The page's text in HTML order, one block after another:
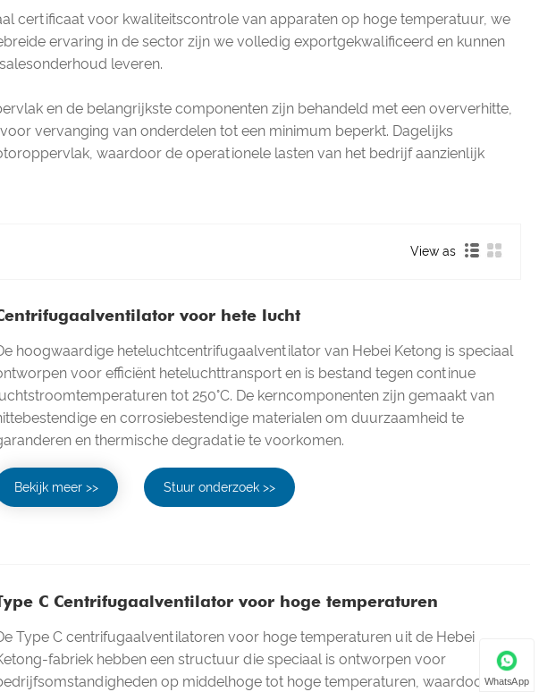
certificaat voor kwaliteitscontrole van apparaten op hoge temperatuur, we
ervaring in de sector zijn we volledig exportgekwalificeerd en kunnen
leveren.
en de belangrijkste componenten zijn behandeld met een oververhitte,
vervanging van onderdelen tot een minimum beperkt. Dagelijks
waardoor de operationele lasten van het bedrijf aanzienlijk
View as
voor hete lucht
hoogwaardige heteluchtcentrifugaalventilator van Hebei Ketong is speciaal
voor efficiënt heteluchttransport en is bestand tegen continue
tot 250°C. De kerncomponenten zijn gemaakt van
en corrosiebestendige materialen om duurzaamheid te
en thermische degradatie te voorkomen.
Bekijk meer >> Stuur onderzoek >>
C Centrifugaalventilator voor hoge temperaturen
Type C centrifugaalventilatoren voor hoge temperaturen uit de Hebei
fabriek hebben een structuur die speciaal is ontworpen voor
op middelhoge tot hoge temperaturen, waardoor zeWhatsApp